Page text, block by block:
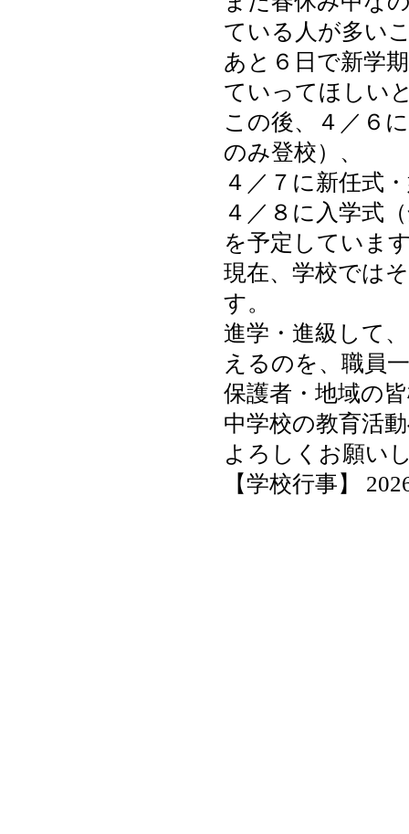
ている人が多い
あと６日で新学
ていってほしい
この後、４／６
のみ登校）、
４／７に新任式
４／８に入学式
を予定していま
現在、学校では
す。
進学・進級して
えるのを、職員
保護者・地域の
中学校の教育活
よろしくお願い
【学校行事】